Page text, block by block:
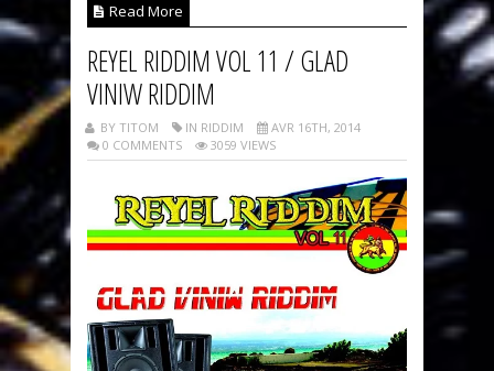
Read More
REYEL RIDDIM VOL 11 / GLAD
VINIW RIDDIM
BY TITOM IN RIDDIM
AVR 16TH, 2014
0 COMMENTS
3059 VIEWS